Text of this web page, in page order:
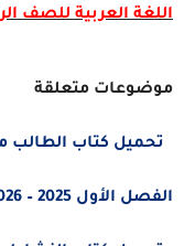
اللغة العربية للصف
موضوعات متعلقة
تحميل كتاب الطالب
الفصل الأول 2025 – 2026 منهج الإمارات